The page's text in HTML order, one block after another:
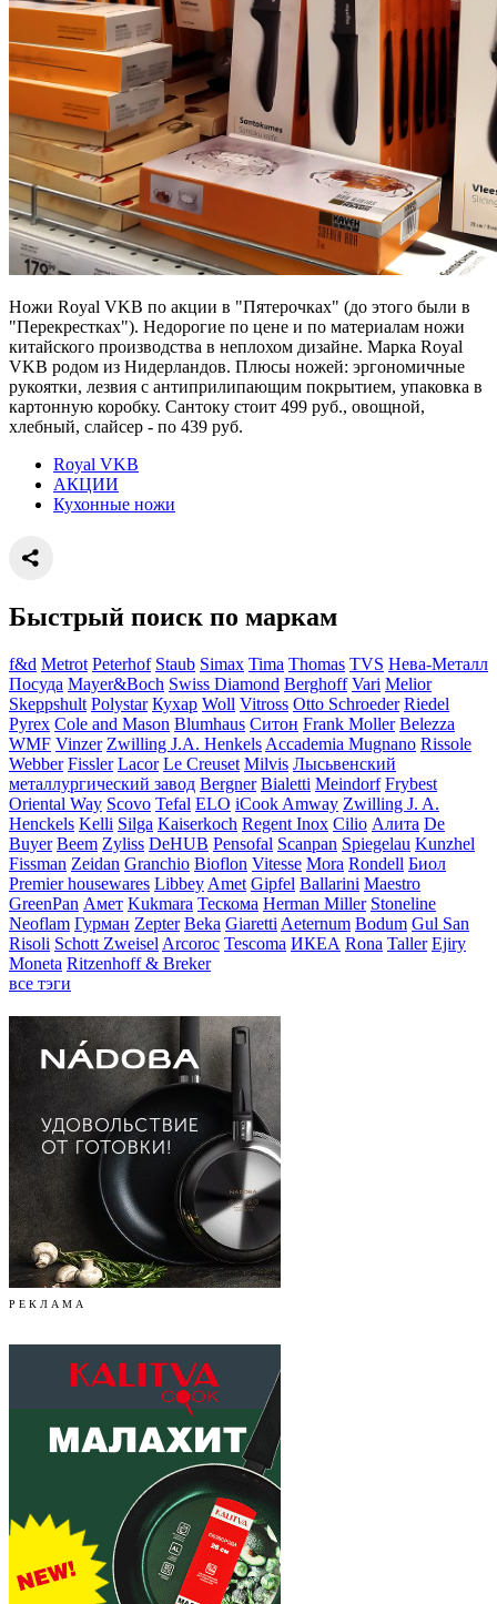
Ножи Royal VKB по акции в "Пятерочках" (до этого были в
"Перекрестках"). Недорогие по цене и по материалам ножи
китайского производства в неплохом дизайне. Марка Royal
VKB родом из Нидерландов. Плюсы ножей: эргономичные
рукоятки, лезвия с антиприлипающим покрытием, упаковка в
картонную коробку. Сантоку стоит 499 руб., овощной,
хлебный, слайсер - по 439 руб.
Royal VKB
АКЦИИ
Кухонные ножи
Быстрый поиск по маркам
f&d Metrot Peterhof Staub Simax Tima Thomas TVS Нева-Металл
Посуда Mayer&Boch Swiss Diamond Berghoff Vari Melior
Skeppshult Polystar Кухар Woll Vitross Otto Schroeder Riedel
Pyrex Cole and Mason Blumhaus Ситон Frank Moller Belezza
WMF Vinzer Zwilling J.A. Henkels Accademia Mugnano Rissole
Webber Fissler Lacor Le Creuset Milvis Лысьвенский
металлургический завод Bergner Bialetti Meindorf Frybest
Oriental Way Scovo Tefal ELO iCook Amway Zwilling J. A.
Henckels Kelli Silga Kaiserkoch Regent Inox Cilio Алита De
Buyer Beem Zyliss DeHUB Pensofal Scanpan Spiegelau Kunzhel
Fissman Zeidan Granchio Bioflon Vitesse Mora Rondell Биол
Premier housewares Libbey Amet Gipfel Ballarini Maestro
GreenPan Амет Kukmara Тескома Herman Miller Stoneline
Neoflam Гурман Zepter Beka Giaretti Aeternum Bodum Gul San
Risoli Schott Zweisel Arcoroc Tescoma ИКЕА Rona Taller Ejiry
Moneta Ritzenhoff & Breker
все тэги
Р Е К Л А М А